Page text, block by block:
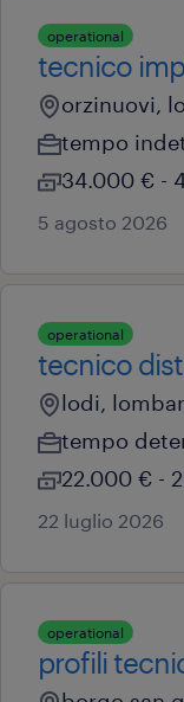
operational
tecnico
orzinuovi,
tempo
34.000 € -
5 agosto 2026
operational
tecnico
lodi,
tempo
22.000 € -
22 luglio 2026
operational
profili